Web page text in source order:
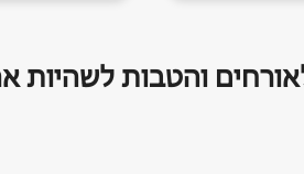
והטבות לשהיות